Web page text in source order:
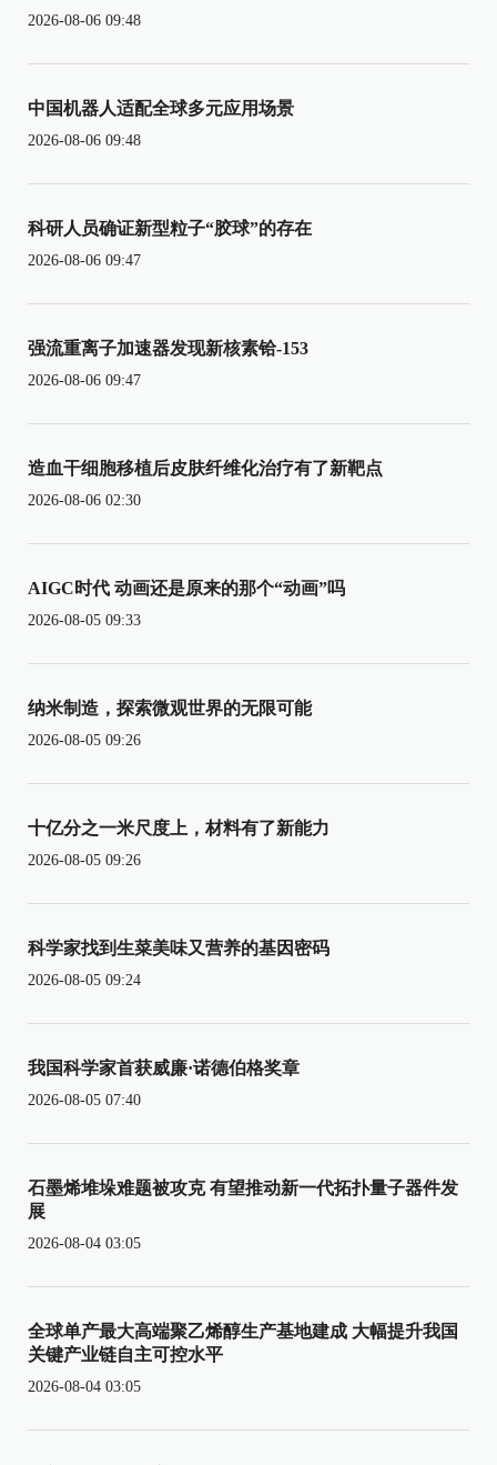
2026-08-06 09:48
中国机器人适配全球多元应用场景
2026-08-06 09:48
科研人员确证新型粒子“胶球”的存在
2026-08-06 09:47
强流重离子加速器发现新核素铪-153
2026-08-06 09:47
造血干细胞移植后皮肤纤维化治疗有了新靶点
2026-08-06 02:30
AIGC时代 动画还是原来的那个“动画”吗
2026-08-05 09:33
纳米制造，探索微观世界的无限可能
2026-08-05 09:26
十亿分之一米尺度上，材料有了新能力
2026-08-05 09:26
科学家找到生菜美味又营养的基因密码
2026-08-05 09:24
我国科学家首获威廉·诺德伯格奖章
2026-08-05 07:40
石墨烯堆垛难题被攻克 有望推动新一代拓扑量子器件发
展
2026-08-04 03:05
全球单产最大高端聚乙烯醇生产基地建成 大幅提升我国
关键产业链自主可控水平
2026-08-04 03:05